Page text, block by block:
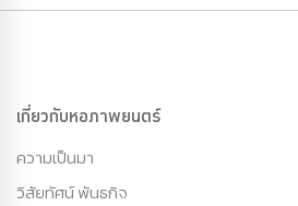
เกี่ยวกับหอภาพยนตร์
ความเป็นมา
วิสัยทัศน์ พันธกิจ